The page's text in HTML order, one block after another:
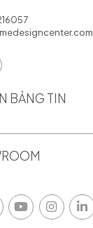
BẢNG TIN